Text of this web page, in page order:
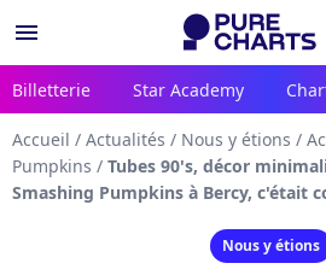
menu
Billetterie Star Academy
Accueil / Actualités / Nous y étions /
Pumpkins / Tubes 90's, décor
Smashing Pumpkins à Bercy, c'était
Nous y étions